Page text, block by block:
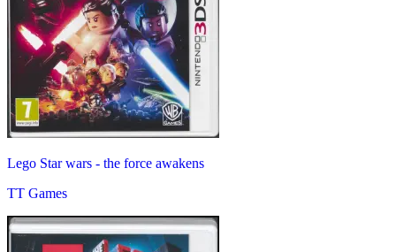
Lego Star wars - the force awakens
TT Games